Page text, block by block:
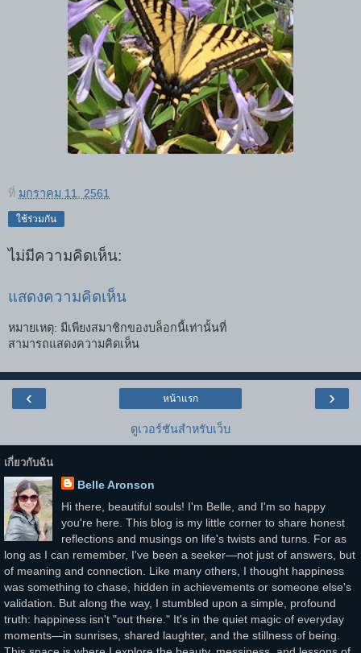
ที่ มกราคม 11, 2561
ใช้ร่วมกัน
ไม่มีความคิดเห็น:
แสดงความคิดเห็น
หมายเหตุ: มีเพียงสมาชิกของบล็อกนี้เท่านั้นที่
สามารถแสดงความคิดเห็น
‹ ›
หน้าแรก
ดูเวอร์ชันสำหรับเว็บ
เกี่ยวกับฉัน
Belle Aronson
Hi there, beautiful souls! I'm Belle, and I'm so happy
you're here. This blog is my little corner to share honest
reflections and musings on life's twists and turns. For as
long as I can remember, I've been a seeker—not just of answers, but
of meaning and connection. Like many others, I thought happiness
was something to chase, hidden in achievements or someone else's
validation. But along the way, I stumbled upon a simple, profound
truth: happiness isn't "out there." It's in the quiet magic of everyday
moments—in sunrises, shared laughter, and the stillness of being.